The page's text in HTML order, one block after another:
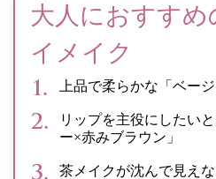
大人におすすめ
イメイク
上品で柔らかな「ベージ
リップを主役にしたい
ー×赤みブラウン」
茶メイクが沈んで見え